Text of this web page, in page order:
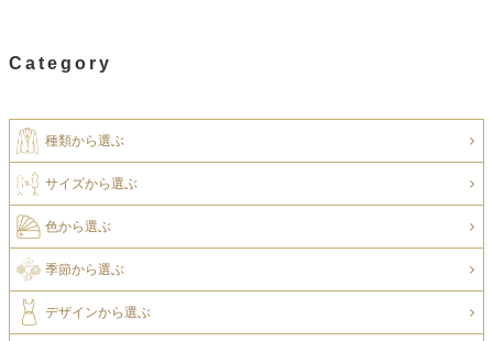
Category
種類から選ぶ
サイズから選ぶ
色から選ぶ
季節から選ぶ
デザインから選ぶ